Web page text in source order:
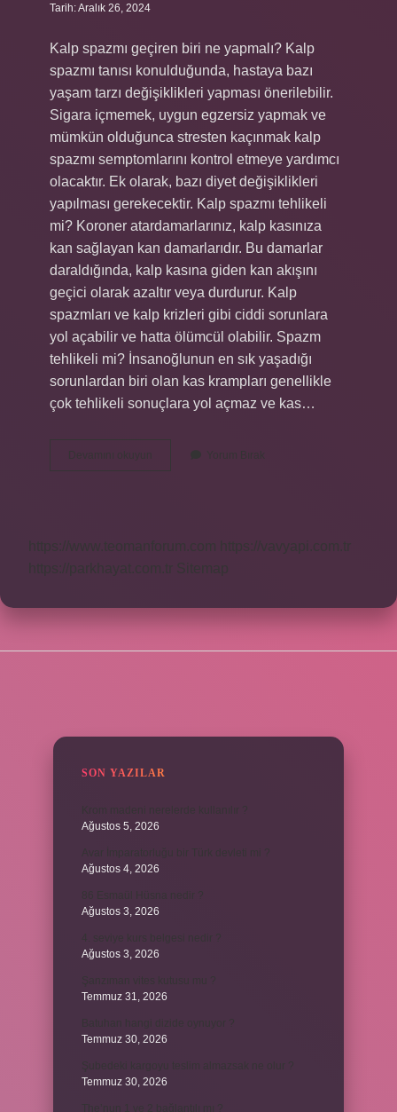
Tarih: Aralık 26, 2024
Kalp spazmı geçiren biri ne yapmalı? Kalp
spazmı tanısı konulduğunda, hastaya bazı
yaşam tarzı değişiklikleri yapması önerilebilir.
Sigara içmemek, uygun egzersiz yapmak ve
mümkün olduğunca stresten kaçınmak kalp
spazmı semptomlarını kontrol etmeye yardımcı
olacaktır. Ek olarak, bazı diyet değişiklikleri
yapılması gerekecektir. Kalp spazmı tehlikeli
mi? Koroner atardamarlarınız, kalp kasınıza
kan sağlayan kan damarlarıdır. Bu damarlar
daraldığında, kalp kasına giden kan akışını
geçici olarak azaltır veya durdurur. Kalp
spazmları ve kalp krizleri gibi ciddi sorunlara
yol açabilir ve hatta ölümcül olabilir. Spazm
tehlikeli mi? İnsanoğlunun en sık yaşadığı
sorunlardan biri olan kas krampları genellikle
çok tehlikeli sonuçlara yol açmaz ve kas…
Devamını okuyun
Spazmı
Yorum Bırak
https://www.teomanforum.com
https://vavyapi.com.tr
https://parkhayat.com.tr
Sitemap
SON YAZILAR
Ağustos 5, 2026
Ağustos 4, 2026
Ağustos 3, 2026
Ağustos 3, 2026
Temmuz 31, 2026
Temmuz 30, 2026
Temmuz 30, 2026